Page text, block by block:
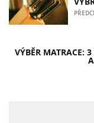
VÝBĚR MATRACE: